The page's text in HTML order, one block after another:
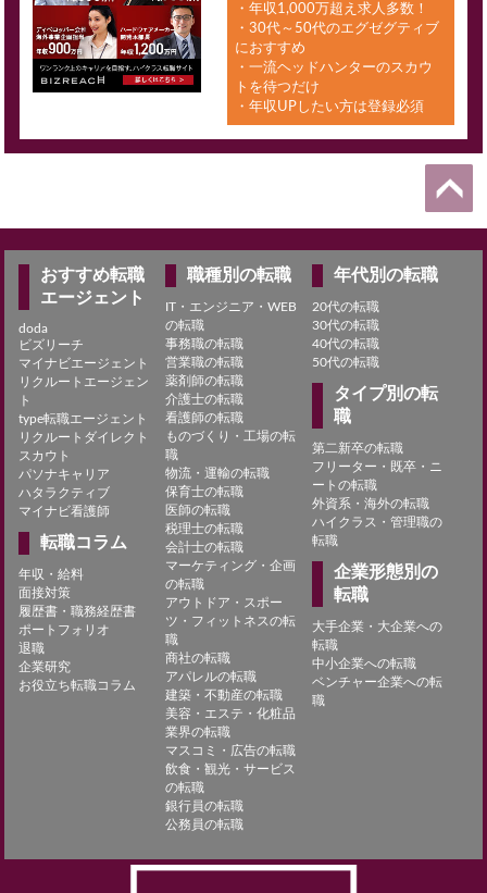
・年収1,000万超え求人多数！
・30代～50代のエグゼグティブ
におすすめ
・一流ヘッドハンターのスカウ
トを待つだけ
・年収UPしたい方は登録必須
おすすめ転職
エージェント
doda
ビズリーチ
マイナビエージェント
リクルートエージェン
ト
type転職エージェント
リクルートダイレクト
スカウト
パソナキャリア
ハタラクティブ
マイナビ看護師
転職コラム
年収・給料
面接対策
履歴書・職務経歴書
ポートフォリオ
退職
企業研究
お役立ち転職コラム
職種別の転職
IT・エンジニア・WEB
の転職
事務職の転職
営業職の転職
薬剤師の転職
介護士の転職
看護師の転職
ものづくり・工場の転
職
物流・運輸の転職
保育士の転職
医師の転職
税理士の転職
会計士の転職
マーケティング・企画
の転職
アウトドア・スポー
ツ・フィットネスの転
職
商社の転職
アパレルの転職
建築・不動産の転職
美容・エステ・化粧品
業界の転職
マスコミ・広告の転職
飲食・観光・サービス
の転職
銀行員の転職
公務員の転職
年代別の転職
20代の転職
30代の転職
40代の転職
50代の転職
タイプ別の転
職
第二新卒の転職
フリーター・既卒・ニ
ートの転職
外資系・海外の転職
ハイクラス・管理職の
転職
企業形態別の
転職
大手企業・大企業への
転職
中小企業への転職
ベンチャー企業への転
職